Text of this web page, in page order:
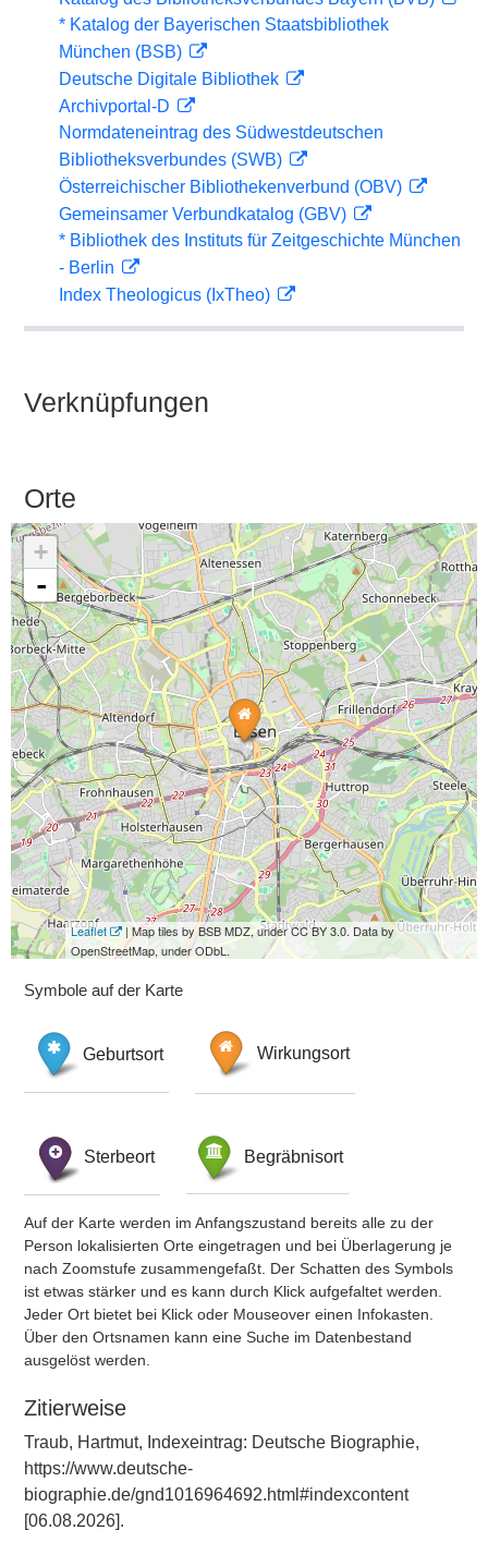
* Katalog der Bayerischen Staatsbibliothek
München (BSB)
Deutsche Digitale Bibliothek
Archivportal-D
Normdateneintrag des Südwestdeutschen
Bibliotheksverbundes (SWB)
Österreichischer Bibliothekenverbund (OBV)
Gemeinsamer Verbundkatalog (GBV)
* Bibliothek des Instituts für Zeitgeschichte München
- Berlin
Index Theologicus (IxTheo)
Verknüpfungen
Orte
+
-
Leaflet
| Map tiles by BSB MDZ, under CC BY 3.0. Data by
OpenStreetMap, under ODbL.
Symbole auf der Karte
Geburtsort Wirkungsort
Sterbeort Begräbnisort
Auf der Karte werden im Anfangszustand bereits alle zu der
Person lokalisierten Orte eingetragen und bei Überlagerung je
nach Zoomstufe zusammengefaßt. Der Schatten des Symbols
ist etwas stärker und es kann durch Klick aufgefaltet werden.
Jeder Ort bietet bei Klick oder Mouseover einen Infokasten.
Über den Ortsnamen kann eine Suche im Datenbestand
ausgelöst werden.
Zitierweise
Traub, Hartmut, Indexeintrag: Deutsche Biographie,
https://www.deutsche-
biographie.de/gnd1016964692.html#indexcontent
[06.08.2026].